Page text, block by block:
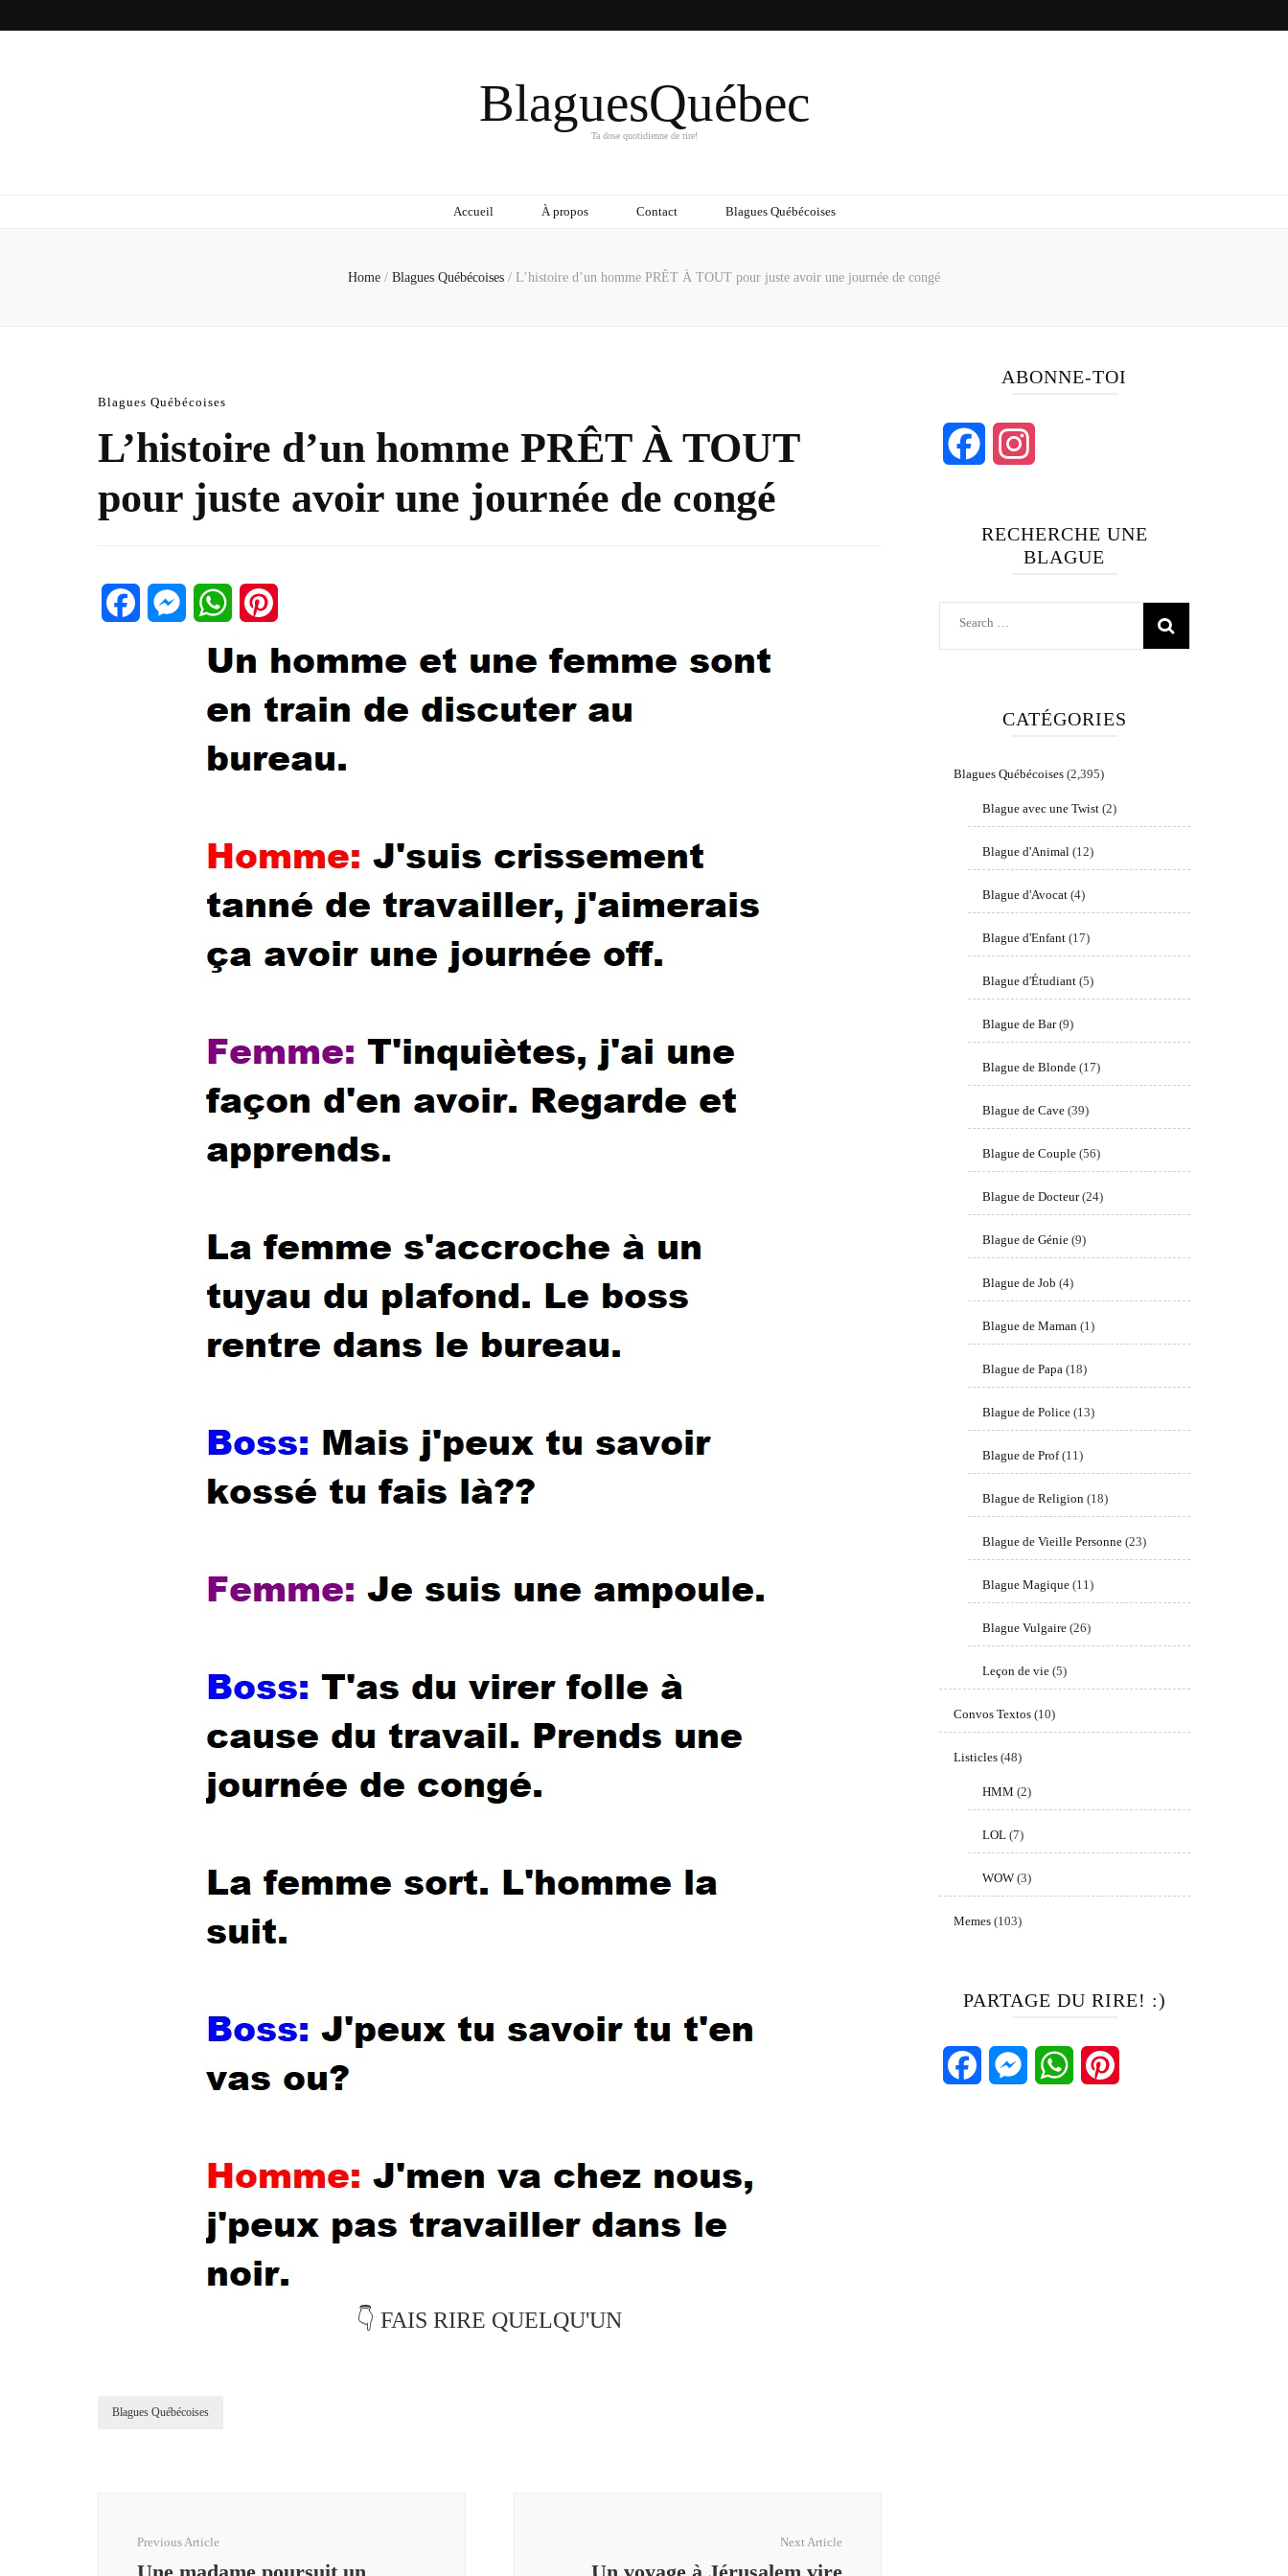
BlaguesQuébec
Ta dose quotidienne de rire!
Accueil À propos Contact Blagues Québécoises
Home / Blagues Québécoises / L’histoire d’un homme PRÊT À TOUT pour juste avoir une journée de congé
Blagues Québécoises
L’histoire d’un homme PRÊT À TOUT
pour juste avoir une journée de congé
👇 FAIS RIRE QUELQU'UN
Blagues Québécoises
Previous Article Next Article
ABONNE-TOI
RECHERCHE UNE
BLAGUE
Search
CATÉGORIES
Blagues Québécoises(2,395)
Blague avec une Twist(2)
Blague d'Animal(12)
Blague d'Avocat(4)
Blague d'Enfant(17)
Blague d'Étudiant(5)
Blague de Bar(9)
Blague de Blonde(17)
Blague de Cave(39)
Blague de Couple(56)
Blague de Docteur(24)
Blague de Génie(9)
Blague de Job (4)
Blague de Maman(1)
Blague de Papa(18)
Blague de Police(13)
Blague de Prof(11)
Blague de Religion(18)
Blague de Vieille Personne(23)
Blague Magique(11)
Blague Vulgaire(26)
Leçon de vie(5)
Convos Textos(10)
Listicles(48)
HMM (2)
LOL(7)
WOW(3)
Memes(103)
PARTAGE DU RIRE! :)